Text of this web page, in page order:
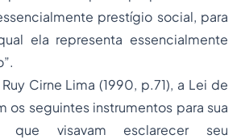
prestígio social, para
ela representa essencialmente
Cirne Lima (1990, p.71), a Lei de
os seguintes instrumentos para sua
que visavam esclarecer seu